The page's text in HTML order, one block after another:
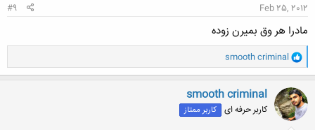
Feb 25, 2012
#9
مادرا هر وق بمیرن زوده
و
ا
ک
ن
ش
ه
ا
smooth criminal
smooth criminal
کاربر حرفه ای کاربر ممتاز